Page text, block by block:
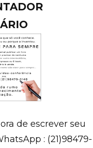
de escrever seu
: (21)98479-